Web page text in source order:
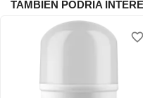
TAMBIÉN PODRÍA
favorite_border